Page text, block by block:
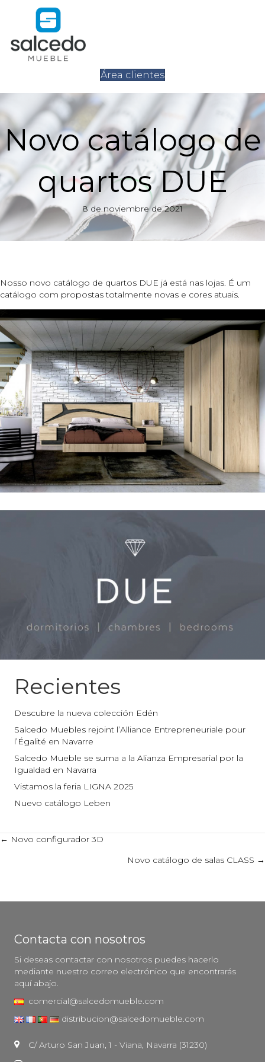
Área clientes
Novo catálogo de
quartos DUE
8 de noviembre de 2021
Nosso novo catálogo de quartos DUE já está nas lojas. É um
catálogo com propostas totalmente novas e cores atuais.
Recientes
Descubre la nueva colección Edén
Salcedo Muebles rejoint l’Alliance Entrepreneuriale pour
l’Égalité en Navarre
Salcedo Mueble se suma a la Alianza Empresarial por la
Igualdad en Navarra
Vistamos la feria LIGNA 2025
Nuevo catálogo Leben
Posts
← Novo configurador 3D
Novo catálogo de salas CLASS →
Contacta con nosotros
Si deseas contactar con nosotros puedes hacerlo
mediante nuestro correo electrónico que encontrarás
aquí abajo.
comercial@salcedomueble.com
distribucion@salcedomueble.com
C/ Arturo San Juan, 1 - Viana, Navarra (31230)